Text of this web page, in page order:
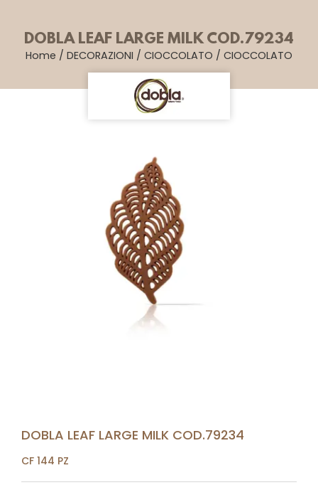
DOBLA LEAF LARGE MILK COD.79234
Home / DECORAZIONI / CIOCCOLATO / CIOCCOLATO
DOBLA LEAF LARGE MILK COD.79234
CF 144 PZ